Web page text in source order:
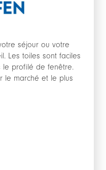
séjour ou votre
Les toiles sont faciles
le profilé de fenêtre.
le marché et le plus